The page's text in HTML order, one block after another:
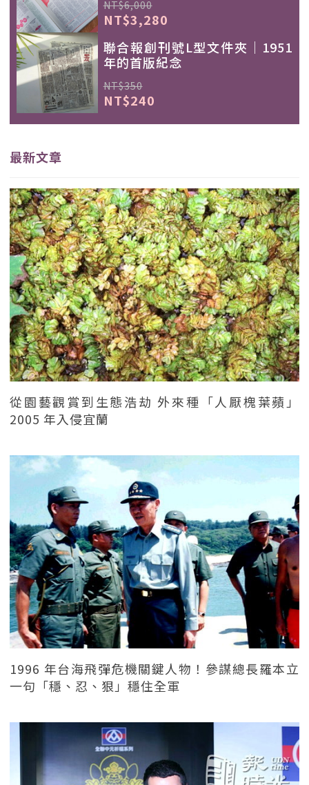
NT$6,000
NT$3,280
聯合報創刊號L型文件夾｜1951
年的首版紀念
NT$350
NT$240
最新文章
從園藝觀賞到生態浩劫 外來種「人厭槐葉蘋」
2005 年入侵宜蘭
1996 年台海飛彈危機關鍵人物！參謀總長羅本立
一句「穩、忍、狠」穩住全軍